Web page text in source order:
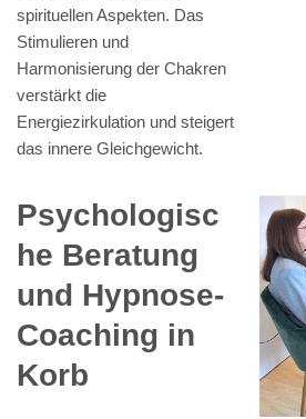
spirituellen Aspekten. Das
Stimulieren und
Harmonisierung der Chakren
verstärkt die
Energiezirkulation und steigert
das innere Gleichgewicht.
Psychologisc
he Beratung
und Hypnose-
Coaching in
Korb